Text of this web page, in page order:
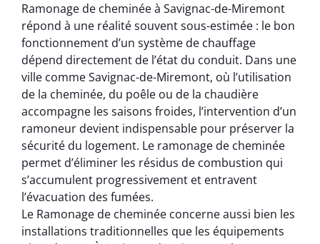
Ramonage de cheminée à Savignac-de-Miremont
répond à une réalité souvent sous-estimée : le bon
fonctionnement d’un système de chauffage
dépend directement de l’état du conduit. Dans une
ville comme Savignac-de-Miremont, où l’utilisation
de la cheminée, du poêle ou de la chaudière
accompagne les saisons froides, l’intervention d’un
ramoneur devient indispensable pour préserver la
sécurité du logement. Le ramonage de cheminée
permet d’éliminer les résidus de combustion qui
s’accumulent progressivement et entravent
l’évacuation des fumées.
Le Ramonage de cheminée concerne aussi bien les
installations traditionnelles que les équipements